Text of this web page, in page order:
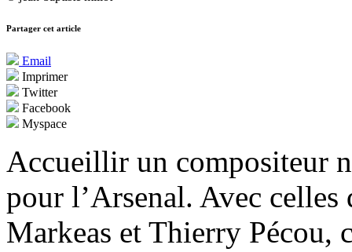
Partager cet article
Email
Imprimer
Twitter
Facebook
Myspace
Accueillir un compositeur
pour l’Arsenal. Avec
Markeas et Thierry Pécou,